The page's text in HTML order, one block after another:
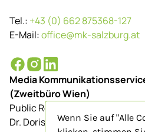
Tel.: +43 (0) 662 875368-127
E-Mail:office@mk-salzburg.at
Media
(Zweitbüro Wien)
Public Relations-Agentur für
Dr. Doris Schenkenfelder
Wenn Sie auf "Alle